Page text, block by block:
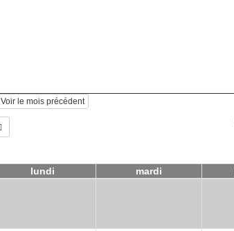
Voir le mois précédent
lundi mardi